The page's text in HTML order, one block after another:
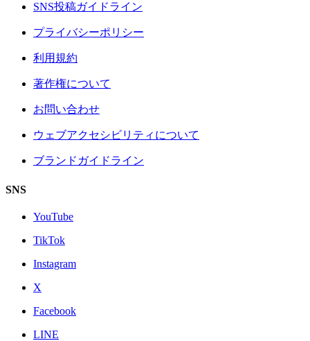
SNS投稿ガイドライン
プライバシーポリシー
利用規約
著作権について
お問い合わせ
ウェブアクセシビリティについて
ブランドガイドライン
SNS
YouTube
TikTok
Instagram
X
Facebook
LINE